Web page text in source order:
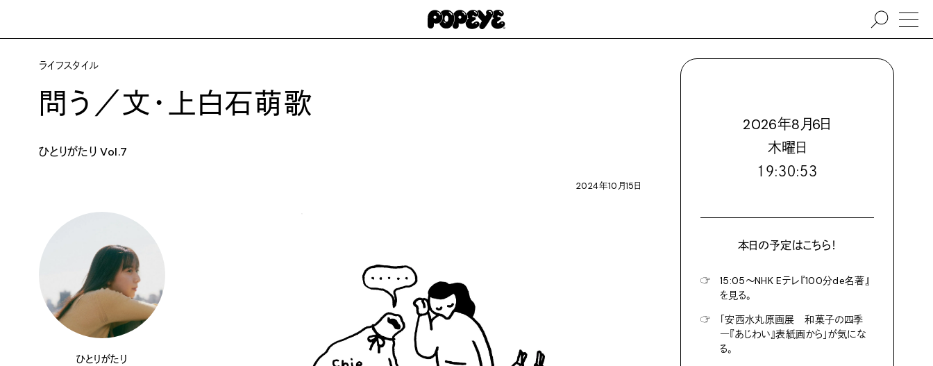
ライフスタイル
問う／文・上白石萌歌
ひとりがたり Vol.7
2024年10月15日
ひとりがたり
2026年8月6日
木曜日
１９:３０:５４
本日の予定はこちら！
☞
15:05〜NHK Eテレ『100分de名著』
を見る。
☞
「安西水丸原画展 和菓子の四季
―『あじわい』表紙画から」が気にな
る。